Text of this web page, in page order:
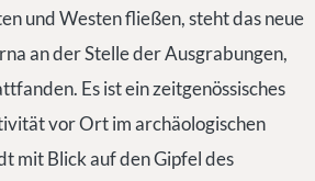
und Westen fließen, steht das neue
an der Stelle der Ausgrabungen,
Es ist ein zeitgenössisches
vor Ort im archäologischen
mit Blick auf den Gipfel des